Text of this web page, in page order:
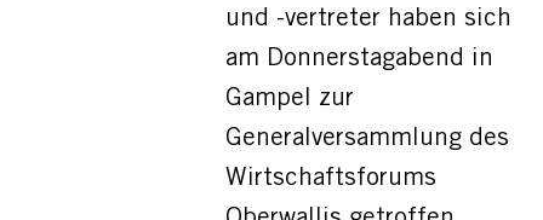
und -vertreter haben sich
am Donnerstagabend in
Gampel zur
Generalversammlung des
Wirtschaftsforums